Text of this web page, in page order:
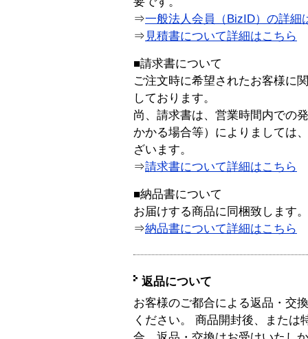
⇒一般法人会員（BizID）の詳細
⇒ 見積書について詳細はこちら
■請求書について
ご注文時に希望されたお客様に
しております。
尚、請求書は、営業時間内での
かかる場合等）によりましては
ざいます。
⇒請求書について詳細はこちら
■納品書について
お届けする商品に同梱致します。
⇒納品書について詳細はこちら
返品について
お客様のご都合による返品・交
ください。 商品開封後、または